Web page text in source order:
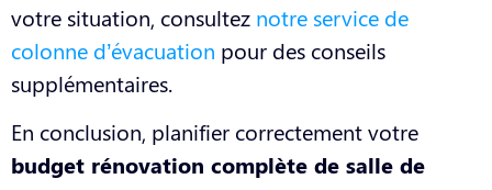
votre situation, consultez notre service de
colonne d’évacuation pour des conseils
supplémentaires.
En conclusion, planifier correctement votre
budget rénovation complète de salle de